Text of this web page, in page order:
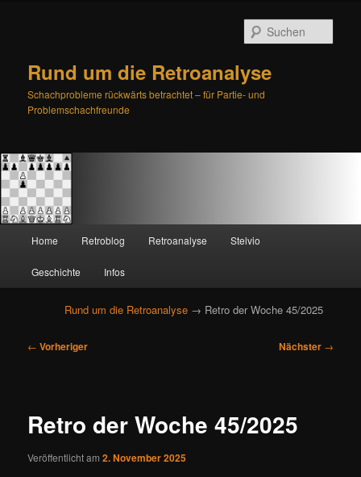
Rund um die Retroanalyse
Schachprobleme rückwärts betrachtet – für Partie- und
Problemschachfreunde
Zum
primären
Inhalt
springen
Zum
sekundären
Inhalt
springen
Home Retroblog Retroanalyse Stelvio
Geschichte Infos
Rund um die Retroanalyse → Retro der Woche 45/2025
B
a
s
← Vorheriger Nächster →
Retro der Woche 45/2025
Veröffentlicht am2. November 2025